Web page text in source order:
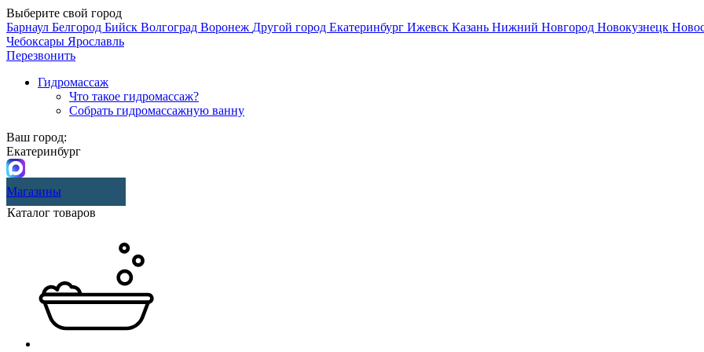
Выберите свой город
Барнаул Белгород Бийск Волгоград Воронеж Другой город Екатеринбург Ижевск Казань Нижний Новгород Новокузнецк
Чебоксары Ярославль
Перезвонить
Гидромассаж
Что такое гидромассаж?
Собрать гидромассажную ванну
Ваш город:
Екатеринбург
Магазины
Каталог товаров